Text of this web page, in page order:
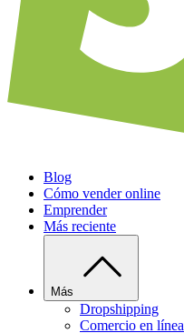
Blog
Cómo vender online
Emprender
Más reciente
Más
Dropshipping
Comercio en línea